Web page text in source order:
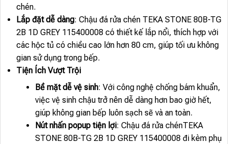
chén.
Lắp đặt dễ dàng: Chậu đá rửa chén TEKA STONE 80B-TG
2B 1D GREY 115400008 có thiết kế lắp nổi, thích hợp với
các hộc tủ có chiều cao lớn hơn 80 cm, giúp tối ưu không
gian sử dụng trong bếp.
Tiện Ích Vượt Trội
Bề mặt dễ vệ sinh: Với công nghệ chống bám khuẩn,
việc vệ sinh chậu trở nên dễ dàng hơn bao giờ hết,
giúp không gian bếp luôn sạch sẽ và an toàn.
Nút nhấn popup tiện lợi: Chậu đá rửa chénTEKA
STONE 80B-TG 2B 1D GREY 115400008 đi kèm phụ